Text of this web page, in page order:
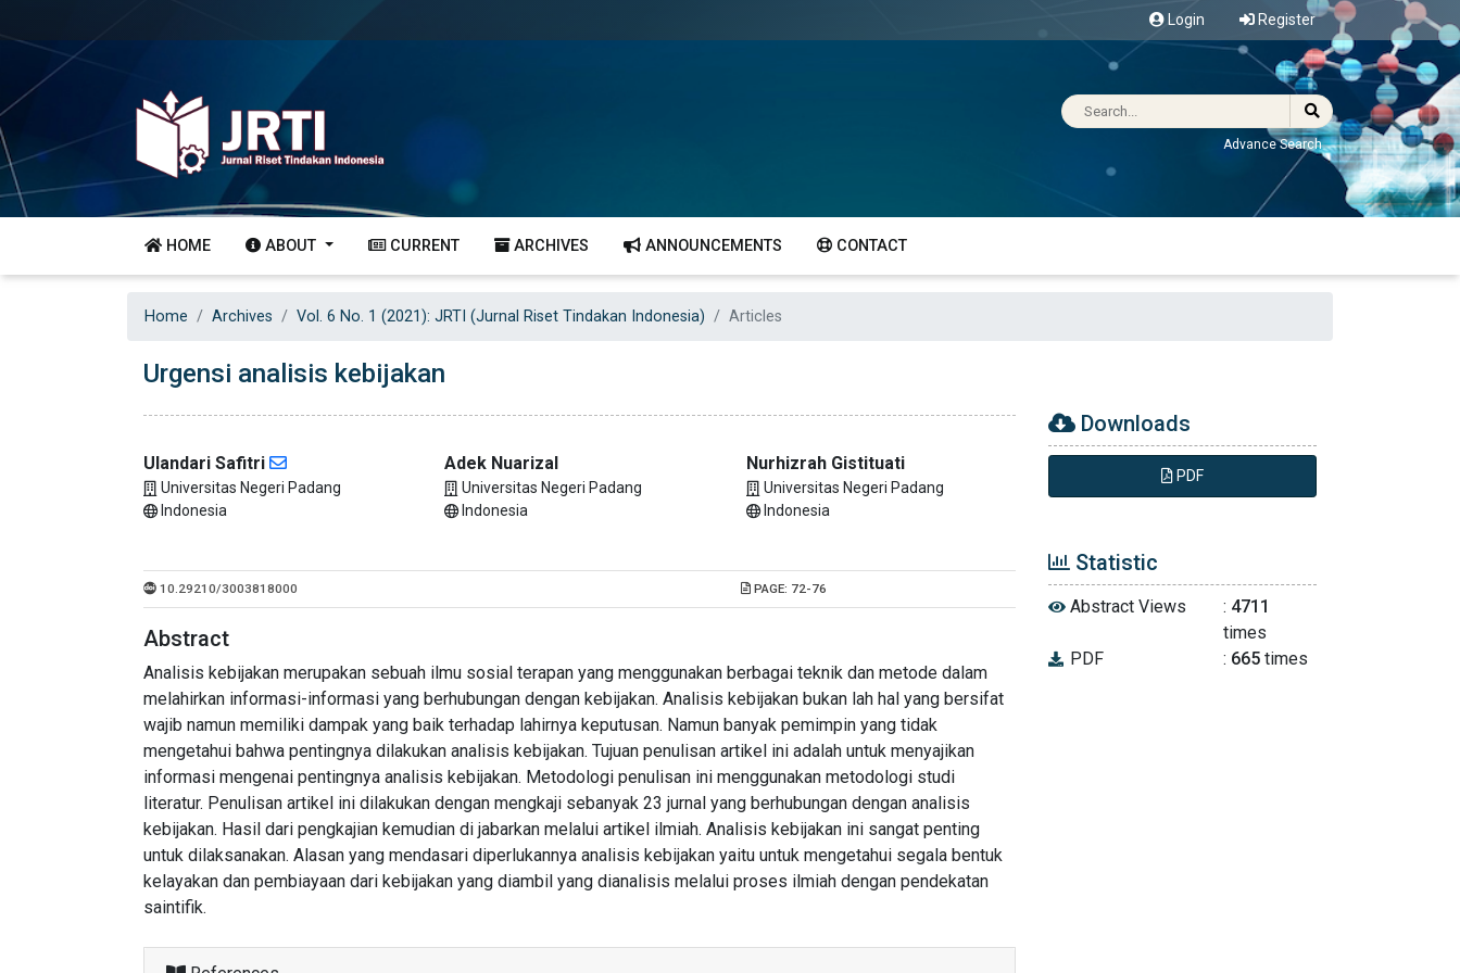
Login Register
Advance Search
HOME ABOUT CURRENT ARCHIVES ANNOUNCEMENTS CONTACT
Home Archives Vol. 6 No. 1 (2021): JRTI (Jurnal Riset Tindakan Indonesia) Articles
Urgensi analisis kebijakan
Ulandari Safitri
Universitas Negeri Padang
Indonesia
Adek Nuarizal
Universitas Negeri Padang
Indonesia
Nurhizrah Gistituati
Universitas Negeri Padang
Indonesia
10.29210/3003818000 PAGE: 72-76
Abstract
Analisis kebijakan merupakan sebuah ilmu sosial terapan yang menggunakan berbagai teknik dan metode dalam
melahirkan informasi-informasi yang berhubungan dengan kebijakan. Analisis kebijakan bukan lah hal yang bersifat
wajib namun memiliki dampak yang baik terhadap lahirnya keputusan. Namun banyak pemimpin yang tidak
mengetahui bahwa pentingnya dilakukan analisis kebijakan. Tujuan penulisan artikel ini adalah untuk menyajikan
informasi mengenai pentingnya analisis kebijakan. Metodologi penulisan ini menggunakan metodologi studi
literatur. Penulisan artikel ini dilakukan dengan mengkaji sebanyak 23 jurnal yang berhubungan dengan analisis
kebijakan. Hasil dari pengkajian kemudian di jabarkan melalui artikel ilmiah. Analisis kebijakan ini sangat penting
untuk dilaksanakan. Alasan yang mendasari diperlukannya analisis kebijakan yaitu untuk mengetahui segala bentuk
kelayakan dan pembiayaan dari kebijakan yang diambil yang dianalisis melalui proses ilmiah dengan pendekatan
saintifik.
Downloads
PDF
Statistic
Abstract Views : 4711
times
PDF
: 665 times